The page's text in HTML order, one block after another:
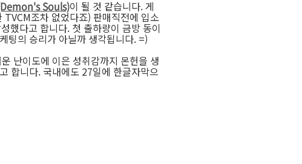
Souls)이 될 것 같습니다. 게
조차 없었다죠) 판매직전에 입소
했다고 합니다. 첫 출하량이 금방 동이
팅의 승리가 아닐까 생각됩니다. =)
난이도에 이은 성취감까지 몬헌을 생
합니다. 국내에도 27일에 한글자막으